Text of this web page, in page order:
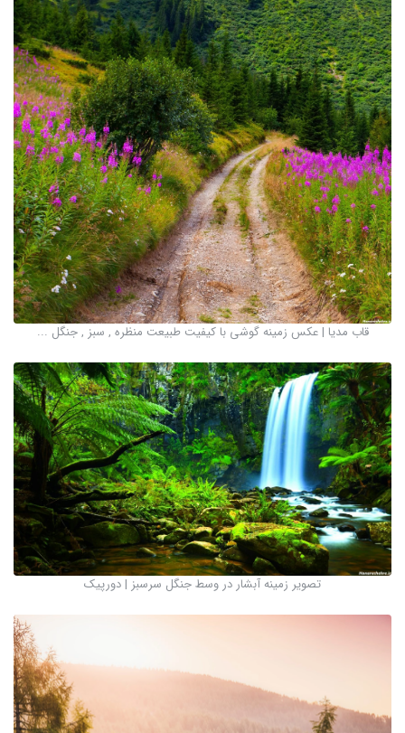
قاب مدیا | عکس زمینه گوشی با کیفیت طبیعت منظره , سبز , جنگل ...
تصویر زمینه آبشار در وسط جنگل سرسبز | دورپیک